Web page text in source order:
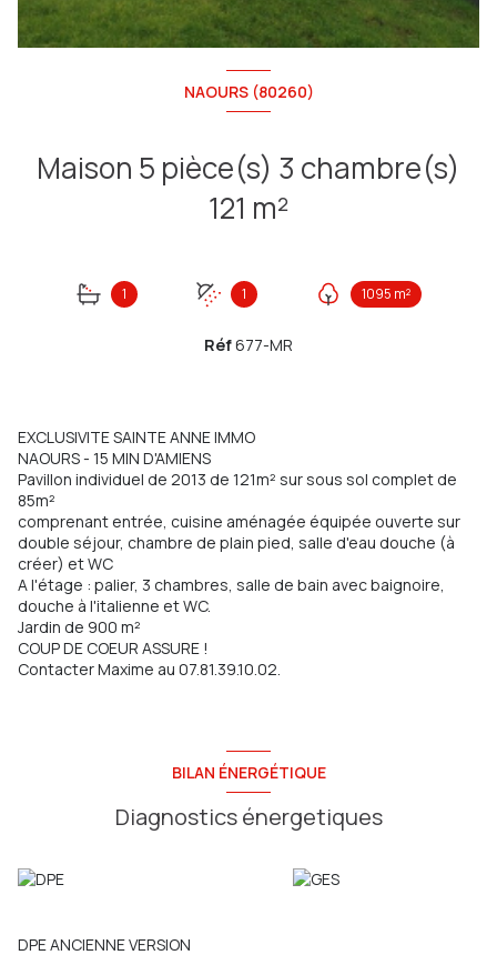
NAOURS (80260)
Maison 5 pièce(s) 3 chambre(s)
121 m²
1 1 1095 m²
Réf677-MR
EXCLUSIVITE SAINTE ANNE IMMO
NAOURS - 15 MIN D'AMIENS
Pavillon individuel de 2013 de 121m² sur sous sol complet de
85m²
comprenant entrée, cuisine aménagée équipée ouverte sur
double séjour, chambre de plain pied, salle d'eau douche (à
créer) et WC
A l'étage : palier, 3 chambres, salle de bain avec baignoire,
douche à l'italienne et WC.
Jardin de 900 m²
COUP DE COEUR ASSURE !
Contacter Maxime au 07.81.39.10.02.
BILAN ÉNERGÉTIQUE
Diagnostics énergetiques
DPE ANCIENNE VERSION